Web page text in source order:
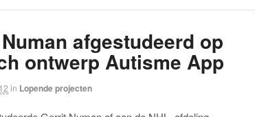
afgestudeerd op
ontwerp Autisme App
in Lopende projecten